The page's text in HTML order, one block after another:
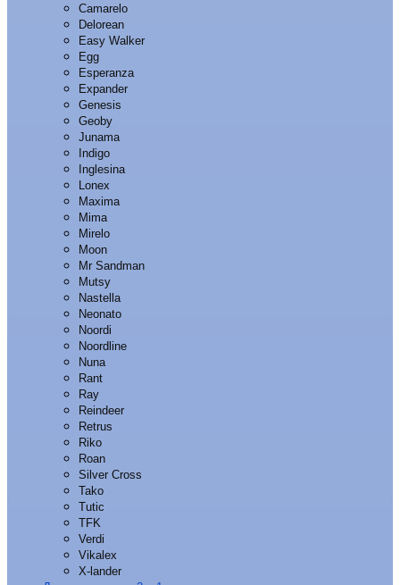
Camarelo
Delorean
Easy Walker
Egg
Esperanza
Expander
Genesis
Geoby
Junama
Indigo
Inglesina
Lonex
Maxima
Mima
Mirelo
Moon
Mr Sandman
Mutsy
Nastella
Neonato
Noordi
Noordline
Nuna
Rant
Ray
Reindeer
Retrus
Riko
Roan
Silver Cross
Tako
Tutic
TFK
Verdi
Vikalex
X-lander